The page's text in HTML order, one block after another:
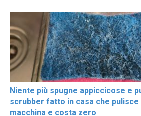
Niente più spugne appiccicose e
scrubber fatto in casa che pulisce
macchina e costa zero